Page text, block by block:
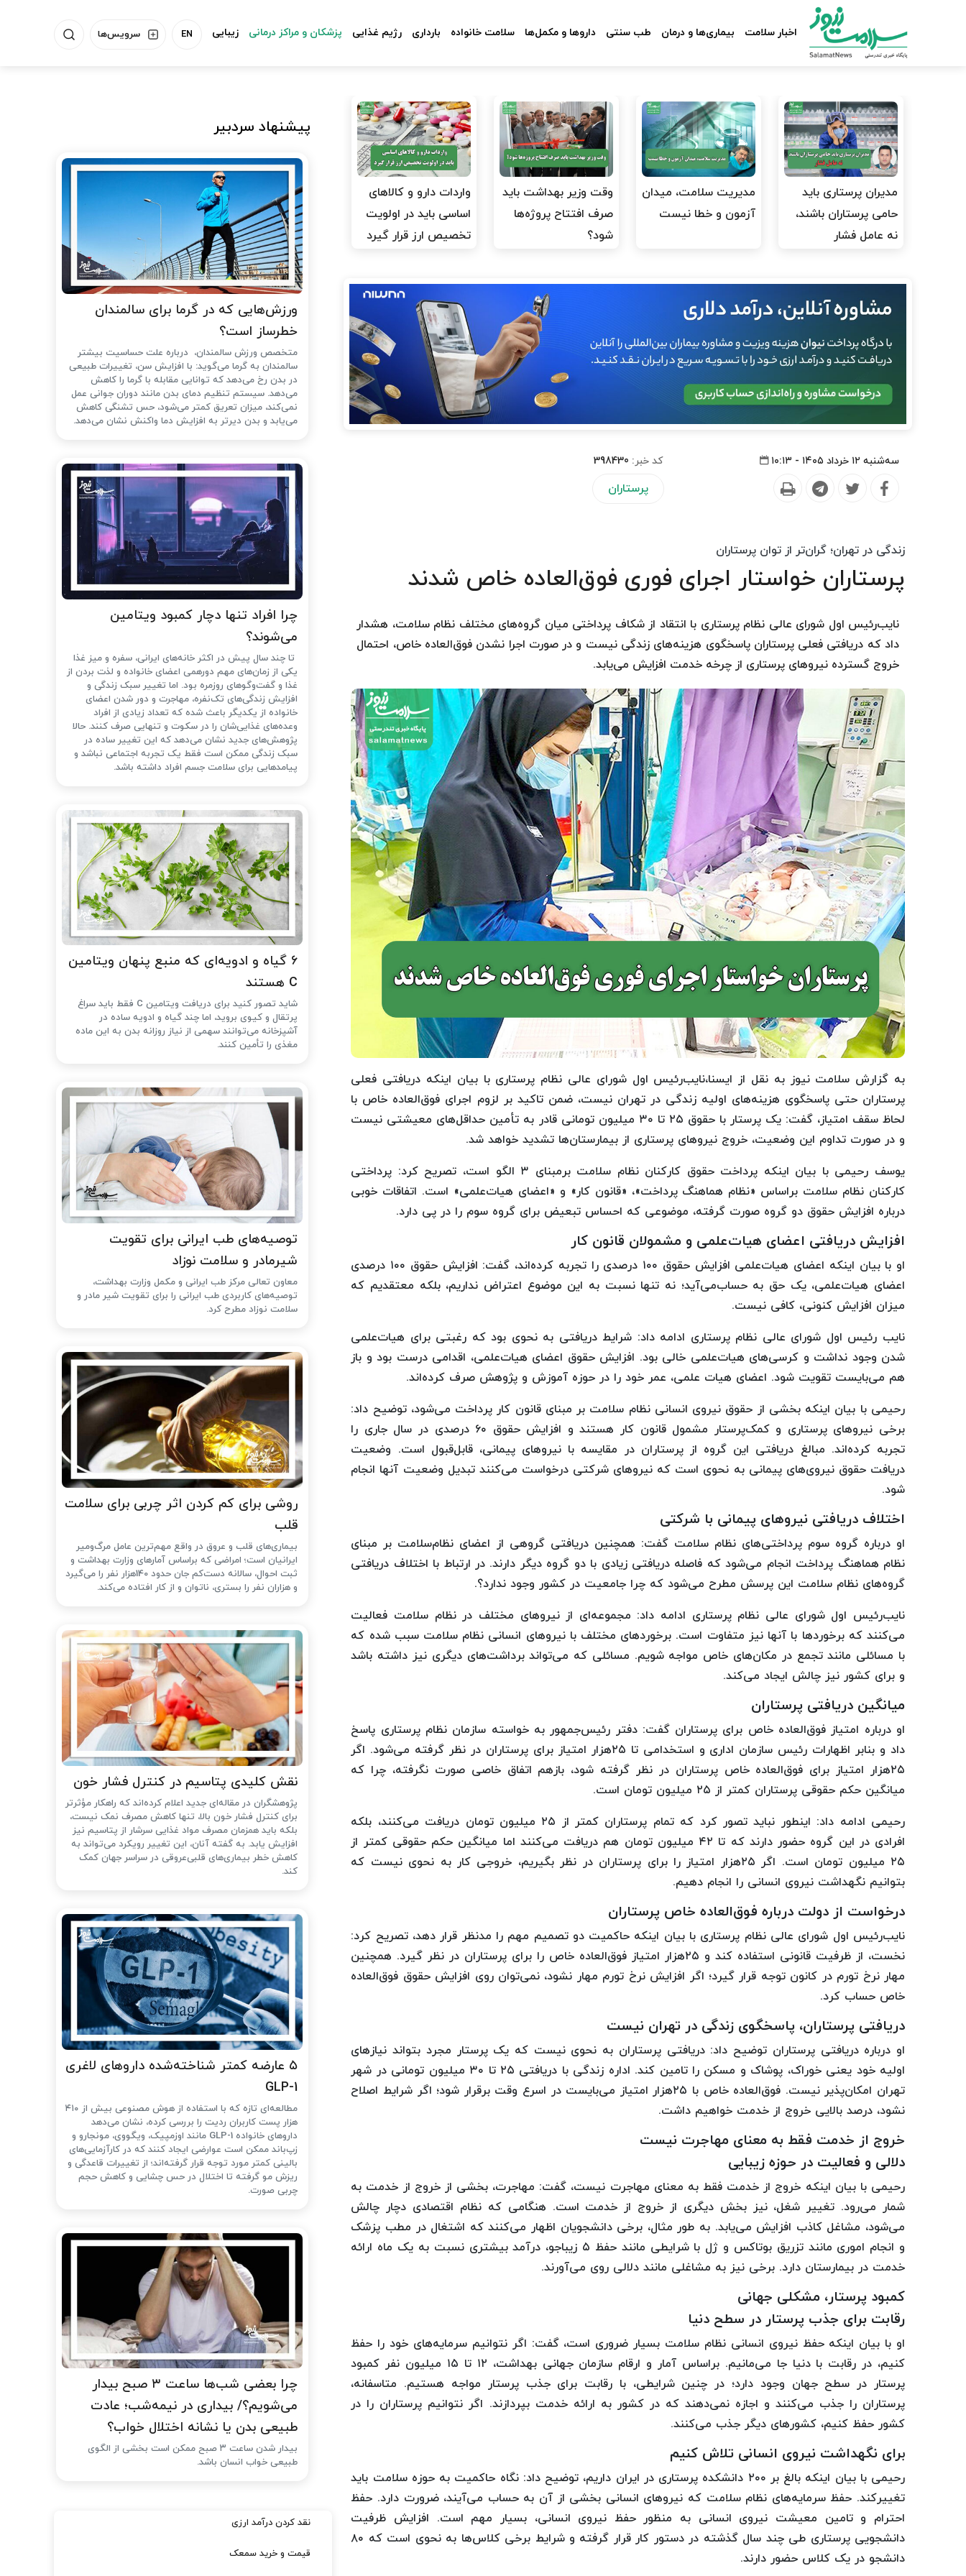
سرویس‌ها EN اخبار سلامت بیماری‌ها و درمان طب سنتی داروها و مکمل‌ها سلامت خانواده بارداری رژیم غذایی پزشکان و مراکز درمانی زیبایی
مدیران پرستاری باید
حامی پرستاران باشند،
نه عامل فشار
مدیریت سلامت، میدان
آزمون و خطا نیست
وقت وزیر بهداشت باید
صرف افتتاح پروژه‌ها
شود؟
واردات دارو و کالاهای
اساسی باید در اولویت
تخصیص ارز قرار گیرد
سه‌شنبه ۱۲ خرداد ۱۴۰۵ - ۱۰:۱۳ کد خبر: 398430
پرستاران
زندگی در تهران؛ گران‌تر از توان پرستاران
پرستاران خواستار اجرای فوری فوق‌العاده خاص شدند
نایب‌رئیس اول شورای عالی نظام پرستاری با انتقاد از شکاف پرداختی میان گروه‌های مختلف نظام سلامت، هشدار
داد که دریافتی فعلی پرستاران پاسخگوی هزینه‌های زندگی نیست و در صورت اجرا نشدن فوق‌العاده خاص، احتمال
خروج گسترده نیروهای پرستاری از چرخه خدمت افزایش می‌یابد.
به گزارش سلامت نیوز به نقل از ایسنا،نایب‌رئیس اول شورای عالی نظام پرستاری با بیان اینکه دریافتی فعلی
پرستاران حتی پاسخگوی هزینه‌های اولیه زندگی در تهران نیست، ضمن تاکید بر لزوم اجرای فوق‌العاده خاص با
لحاظ سقف امتیاز، گفت: یک پرستار با حقوق ۲۵ تا ۳۰ میلیون تومانی قادر به تأمین حداقل‌های معیشتی نیست
و در صورت تداوم این وضعیت، خروج نیروهای پرستاری از بیمارستان‌ها تشدید خواهد شد.
یوسف رحیمی با بیان اینکه پرداخت حقوق کارکنان نظام سلامت برمبنای ۳ الگو است، تصریح کرد: پرداختی
کارکنان نظام سلامت براساس «نظام هماهنگ پرداخت»، «قانون کار» و «اعضای هیات‌علمی» است. اتفاقات خوبی
درباره افزایش حقوق دو گروه صورت گرفته، موضوعی که احساس تبعیض برای گروه سوم را در پی دارد.
افزایش دریافتی اعضای هیات‌علمی و مشمولان قانون کار
او با بیان اینکه اعضای هیات‌علمی افزایش حقوق ۱۰۰ درصدی را تجربه کرده‌اند، گفت: افزایش حقوق ۱۰۰ درصدی
اعضای هیات‌علمی، یک حق به حساب‌می‌آید؛ نه تنها نسبت به این موضوع اعتراض نداریم، بلکه معتقدیم که
میزان افزایش کنونی، کافی نیست.
نایب‌ رئیس اول شورای عالی نظام پرستاری ادامه داد: شرایط دریافتی به نحوی بود که رغبتی برای هیات‌علمی
شدن وجود نداشت و کرسی‌های هیات‌علمی خالی بود. افزایش حقوق اعضای هیات‌علمی، اقدامی درست بود و باز
هم می‌بایست تقویت شود. اعضای هیات‌ علمی، عمر خود را در حوزه آموزش و پژوهش صرف‌ کرده‌اند.
رحیمی با بیان اینکه بخشی از حقوق نیروی انسانی نظام سلامت بر مبنای قانون کار پرداخت می‌شود، توضیح داد:
برخی نیروهای پرستاری و کمک‌پرستار مشمول قانون کار هستند و افزایش حقوق ۶۰ درصدی در سال جاری را
تجربه کرده‌اند. مبالغ دریافتی این گروه از پرستاران در مقایسه با نیروهای پیمانی، قابل‌قبول است. وضعیت
دریافت حقوق نیروی‌های پیمانی به نحوی است که نیروهای شرکتی درخواست می‌کنند تبدیل وضعیت آنها انجام
شود.
اختلاف دریافتی نیروهای پیمانی با شرکتی
او درباره گروه سوم پرداختی‌های نظام سلامت گفت: همچنین دریافتی گروهی از اعضای نظام‌سلامت بر مبنای
نظام هماهنگ پرداخت انجام می‌شود که فاصله دریافتی زیادی با دو گروه دیگر دارند. در ارتباط با اختلاف دریافتی
گروه‌های نظام سلامت این پرسش مطرح می‌شود که چرا جامعیت در کشور وجود ندارد؟.
نایب‌رئیس اول شورای عالی نظام پرستاری ادامه داد: مجموعه‌ای از نیروهای مختلف در نظام سلامت فعالیت
می‌کنند که برخوردها با آنها نیز متفاوت است. برخوردهای مختلف با نیروهای انسانی نظام‌ سلامت سبب شده که
با مسائلی مانند تجمع در مکان‌های خاص مواجه شویم. مسائلی که می‌تواند برداشت‌های دیگری نیز داشته باشد
و برای کشور نیز چالش ایجاد می‌کند.
میانگین دریافتی پرستاران
او درباره امتیاز فوق‌العاده خاص برای پرستاران گفت: دفتر رئیس‌جمهور به خواسته سازمان نظام پرستاری پاسخ
داد و بنابر اظهارات رئیس سازمان اداری و استخدامی تا ۲۵هزار امتیاز برای پرستاران در نظر گرفته می‌شود. اگر
۲۵هزار امتیاز برای فوق‌العاده خاص پرستاران در نظر گرفته شود، بازهم اتفاق خاصی صورت نگرفته، چرا که
میانگین حکم حقوقی پرستاران کمتر از ۲۵ میلیون تومان است.
رحیمی ادامه داد: اینطور نباید تصور کرد که تمام پرستاران کمتر از ۲۵ میلیون تومان دریافت می‌کنند، بلکه
افرادی در این گروه حضور دارند که تا ۴۲ میلیون تومان هم دریافت می‌کنند اما میانگین حکم حقوقی کمتر از
۲۵ میلیون تومان است. اگر ۲۵هزار امتیاز را برای پرستاران در نظر بگیریم، خروجی کار به نحوی نیست که
بتوانیم نگهداشت نیروی انسانی را انجام دهیم.
درخواست از دولت درباره فوق‌العاده خاص پرستاران
نایب‌رئیس اول شورای عالی نظام پرستاری با بیان اینکه حاکمیت دو تصمیم مهم را مدنظر قرار دهد، تصریح کرد:
نخست، از ظرفیت قانونی استفاده‌ کند و ۲۵هزار امتیاز فوق‌العاده خاص را برای پرستاران در نظر گیرد. همچنین
مهار نرخ تورم در کانون توجه قرار گیرد؛ اگر افزایش نرخ تورم مهار نشود، نمی‌توان روی افزایش حقوق فوق‌العاده
خاص حساب‌ کرد.
دریافتی پرستاران، پاسخگوی زندگی در تهران نیست
او درباره دریافتی پرستاران توضیح داد: دریافتی پرستاران به نحوی نیست که یک پرستار مجرد بتواند نیازهای
اولیه خود یعنی خوراک، پوشاک و مسکن را تامین کند. اداره زندگی با دریافتی ۲۵ تا ۳۰ میلیون تومانی در شهر
تهران امکان‌پذیر نیست. فوق‌العاده خاص با ۲۵هزار امتیاز می‌بایست در اسرع وقت برقرار شود؛ اگر شرایط اصلاح
نشود، درصد بالایی خروج از خدمت خواهیم‌ داشت.
خروج از خدمت فقط به معنای مهاجرت نیست
دلالی و فعالیت در حوزه زیبایی
رحیمی با بیان اینکه خروج از خدمت فقط به معنای مهاجرت نیست، گفت: مهاجرت، بخشی از خروج از خدمت به‌
شمار می‌رود. تغییر شغل، نیز بخش دیگری از خروج از خدمت است. هنگامی که نظام اقتصادی دچار چالش
می‌شود، مشاغل کاذب افزایش می‌یابد. به طور مثال، برخی دانشجویان اظهار می‌کنند که اشتغال در مطب پزشک
و انجام اموری مانند تزریق بوتاکس و ژل با شرایطی مانند حفظ ۵ زیباجو، درآمد بیشتری نسبت به یک ماه ارائه
خدمت در بیمارستان دارد. برخی نیز به مشاغلی مانند دلالی روی می‌آورند.
کمبود پرستار، مشکلی جهانی
رقابت برای جذب پرستار در سطح دنیا
او با بیان اینکه حفظ نیروی انسانی نظام سلامت بسیار ضروری است، گفت: اگر نتوانیم سرمایه‌های خود را حفظ
کنیم، در رقابت با دنیا جا می‌مانیم. براساس آمار و ارقام سازمان جهانی بهداشت، ۱۲ تا ۱۵ میلیون نفر کمبود
پرستار در سطح جهان وجود دارد؛ در چنین شرایطی، با رقابت برای جذب پرستار مواجه هستیم. متاسفانه،
پرستاران را جذب می‌کنند و اجازه نمی‌دهند که در کشور به ارائه خدمت بپردازند. اگر نتوانیم پرستاران را در
کشور حفظ کنیم، کشورهای دیگر جذب می‌کنند.
برای نگهداشت نیروی انسانی تلاش کنیم
رحیمی با بیان اینکه بالغ بر ۲۰۰ دانشکده پرستاری در ایران داریم، توضیح داد: نگاه حاکمیت به حوزه سلامت باید
تغییرکند. حفظ سرمایه‌های نظام سلامت که نیروهای انسانی بخشی از آن به حساب می‌آیند، ضرورت دارد. حفظ
احترام و تامین معیشت نیروی انسانی به منظور حفظ نیروی انسانی، بسیار مهم است. افزایش ظرفیت
دانشجویی پرستاری طی چند سال گذشته در دستور کار قرار گرفته و شرایط برخی کلاس‌ها به نحوی است که ۸۰
دانشجو در یک کلاس حضور دارند.
پیشنهاد سردبیر
ورزش‌هایی که در گرما برای سالمندان
خطرساز است؟
متخصص ورزش سالمندان، درباره علت حساسیت بیشتر
سالمندان به گرما می‌گوید: با افزایش سن، تغییرات طبیعی
در بدن رخ می‌دهد که توانایی مقابله با گرما را کاهش
می‌دهد. سیستم تنظیم دمای بدن مانند دوران جوانی عمل
نمی‌کند، میزان تعریق کمتر می‌شود، حس تشنگی کاهش
می‌یابد و بدن دیرتر به افزایش دما واکنش نشان می‌دهد.
چرا افراد تنها دچار کمبود ویتامین
می‌شوند؟
تا چند سال پیش در اکثر خانه‌های ایرانی، سفره و میز غذا
یکی از زمان‌های مهم دورهمی اعضای خانواده و لذت بردن از
غذا و گفت‌وگوهای روزمره بود. اما تغییر سبک زندگی و
افزایش زندگی‌های تک‌نفره، مهاجرت و دور شدن اعضای
خانواده از یکدیگر باعث شده که تعداد زیادی از افراد
وعده‌های غذایی‌شان را در سکوت و تنهایی صرف کنند. حالا
پژوهش‌های جدید نشان می‌دهد که این تغییر ساده در
سبک زندگی ممکن است فقط یک تجربه اجتماعی نباشد و
پیامدهایی برای سلامت جسم افراد داشته باشد.
۶ گیاه و ادویه‌ای که منبع پنهان ویتامین
C هستند
شاید تصور کنید برای دریافت ویتامین C فقط باید سراغ
پرتقال و کیوی بروید، اما چند گیاه و ادویه ساده در
آشپزخانه می‌توانند سهمی از نیاز روزانه بدن به این ماده
مغذی را تأمین کنند.
توصیه‌های طب ایرانی برای تقویت
شیرمادر و سلامت نوزاد
معاون تعالی مرکز طب ایرانی و مکمل وزارت بهداشت،
توصیه‌های کاربردی طب ایرانی را برای تقویت شیر مادر و
سلامت نوزاد مطرح کرد.
روشی برای کم کردن اثر چربی برای سلامت
قلب
بیماری‌های قلب و عروق در واقع مهم‌ترین عامل مرگ‌ومیر
ایرانیان است؛ امراضی که براساس آمارهای وزارت بهداشت و
ثبت احوال، سالانه دست‌کم جان حدود 140هزار نفر را می‌گیرد
و هزاران نفر را بستری، ناتوان و از کار افتاده می‌کند.
نقش کلیدی پتاسیم در کنترل فشار خون
پژوهشگران در مقاله‌ای جدید اعلام کرده‌اند که راهکار مؤثرتر
برای کنترل فشار خون بالا، تنها کاهش مصرف نمک نیست،
بلکه باید همزمان مصرف مواد غذایی سرشار از پتاسیم نیز
افزایش یابد. به گفته آنان، این تغییر رویکرد می‌تواند به
کاهش خطر بیماری‌های قلبی‌عروقی در سراسر جهان کمک
کند.
۵ عارضه کمتر شناخته‌شده داروهای لاغری
GLP-1
مطالعه‌ای تازه که با استفاده از هوش مصنوعی بیش از ۴۱۰
هزار پست کاربران ردیت را بررسی کرده، نشان می‌دهد
داروهای خانواده GLP-1 مانند اوزمپیک، ویگووی، مونجارو و
زپ‌باند ممکن است عوارضی ایجاد کنند که در کارآزمایی‌های
بالینی کمتر مورد توجه قرار گرفته‌اند؛ از تغییرات قاعدگی و
ریزش مو گرفته تا اختلال در حس چشایی و کاهش حجم
چربی صورت.
چرا بعضی شب‌ها ساعت ۳ صبح بیدار
می‌شویم؟/ بیداری در نیمه‌شب؛ عادت
طبیعی بدن یا نشانه اختلال خواب؟
بیدار شدن ساعت ۳ صبح ممکن است بخشی از الگوی
طبیعی خواب انسان باشد.
نقد کردن درآمد ارزی
قیمت و خرید سمعک